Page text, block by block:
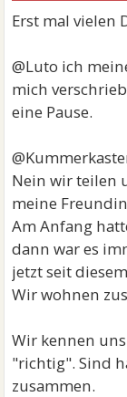
Erst mal vielen
@Luto ich
mich
eine Pause.
Nein wir teilen
meine
Am Anfang
dann war es
jetzt seit
Wir wohnen
Wir kennen
"richtig". Sind
zusammen.